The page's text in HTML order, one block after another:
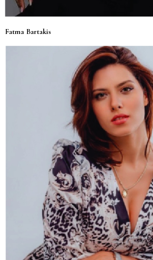
Fatma Bartakis